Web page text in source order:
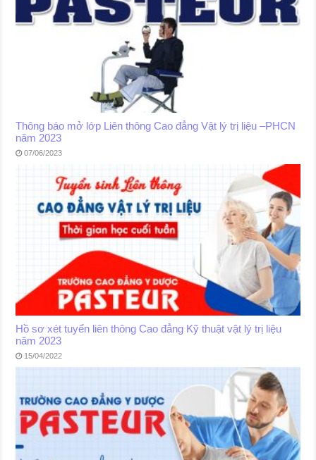
Thông báo mở lớp Liên thông Cao đẳng Vật lý trị liệu –PHCN
năm 2023
07/06/2023
Hồ sơ xét tuyển liên thông Cao đẳng Kỹ thuật vật lý trị liệu
năm 2023
15/04/2022